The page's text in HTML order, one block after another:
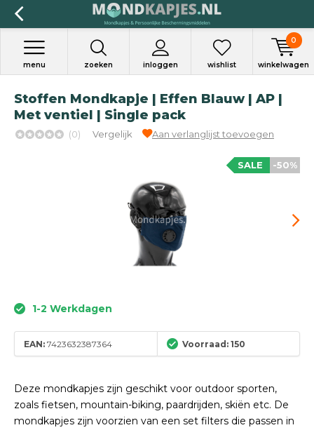
zoeken inloggen
menu wishlist winkelwagen
0
Stoffen Mondkapje | Effen Blauw | AP |
Met ventiel | Single pack
(0) Vergelijk Aan verlanglijst toevoegen
-50%
SALE
1-2 Werkdagen
EAN: 7423632387364 Voorraad: 150
Deze mondkapjes zijn geschikt voor outdoor sporten,
zoals fietsen, mountain-biking, paardrijden, skiën etc. De
mondkapjes zijn voorzien van een set filters die passen in